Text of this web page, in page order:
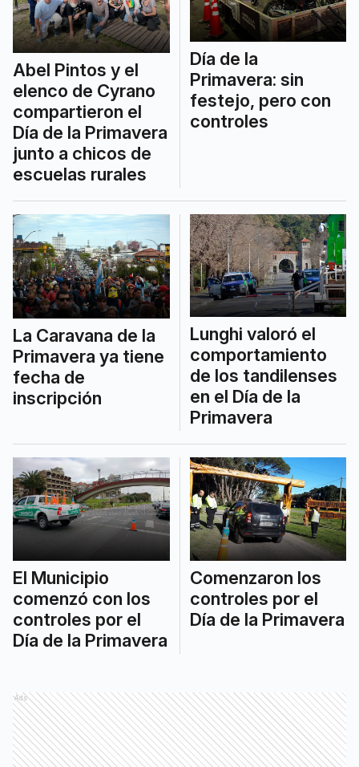
Abel Pintos y el
elenco de Cyrano
compartieron el
Día de la Primavera
junto a chicos de
escuelas rurales
Día de la
Primavera: sin
festejo, pero con
controles
La Caravana de la
Primavera ya tiene
fecha de
inscripción
Lunghi valoró el
comportamiento
de los tandilenses
en el Día de la
Primavera
El Municipio
comenzó con los
controles por el
Día de la Primavera
Comenzaron los
controles por el
Día de la Primavera
Ads